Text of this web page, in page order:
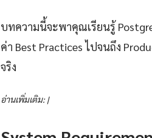
บทความนี้จะพาคุณเรียนรู้
ค่า Best Practices ไปจนถึง
จริง
อ่านเพิ่มเติม: |